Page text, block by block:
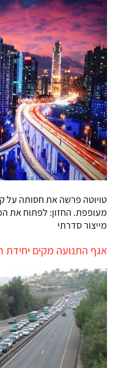
טויוטה פרשה את חסותה על
מעופפת. החזון: לפתוח את
מייצור סדרתי
אגף התנועה מקים יחידת